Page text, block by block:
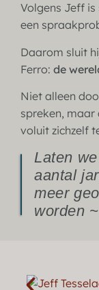
Volgens Jeff
een
Daarom sluit
Ferro: de
Niet alleen
spreken, maar
voluit zichzelf
Laten
aantal
meer
worden